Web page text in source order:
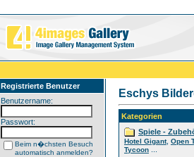
Registrierte Benutzer
Benutzername:
Passwort:
Beim n�chsten Besuch
automatisch anmelden?
Eschys
Kategorien
Spiele -
Hotel Gigant, Open
Tycoon